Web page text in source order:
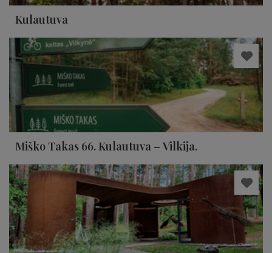
Kulautuva
Miško Takas 66. Kulautuva – Vilkija.